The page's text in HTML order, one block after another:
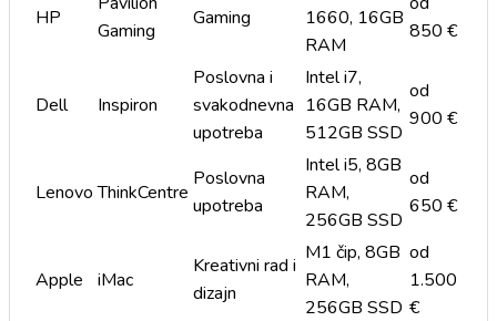
HP
Gaming
Gaming
1660, 16GB
RAM
850 €
Dell Inspiron
Poslovna i
svakodnevna
upotreba
Intel i7,
16GB RAM,
512GB SSD
od
900 €
Lenovo ThinkCentre
Poslovna
upotreba
Intel i5, 8GB
RAM,
256GB SSD
od
650 €
Apple iMac
Kreativni rad i
dizajn
M1 čip, 8GB
RAM,
256GB SSD
od
1.500
€